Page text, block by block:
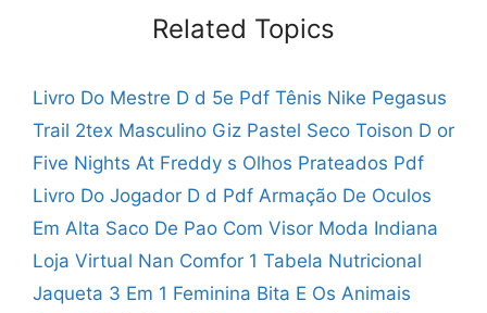
Related Topics
Livro Do Mestre D d 5e Pdf Tênis Nike Pegasus
Trail 2tex Masculino Giz Pastel Seco Toison D or
Five Nights At Freddy s Olhos Prateados Pdf
Livro Do Jogador D d Pdf Armação De Oculos
Em Alta Saco De Pao Com Visor Moda Indiana
Loja Virtual Nan Comfor 1 Tabela Nutricional
Jaqueta 3 Em 1 Feminina Bita E Os Animais